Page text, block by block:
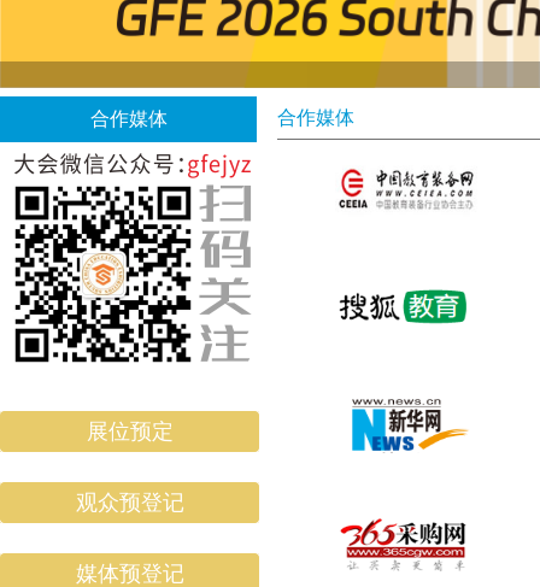
合作媒体
展位预定
观众预登记
媒体预登记
合作媒体